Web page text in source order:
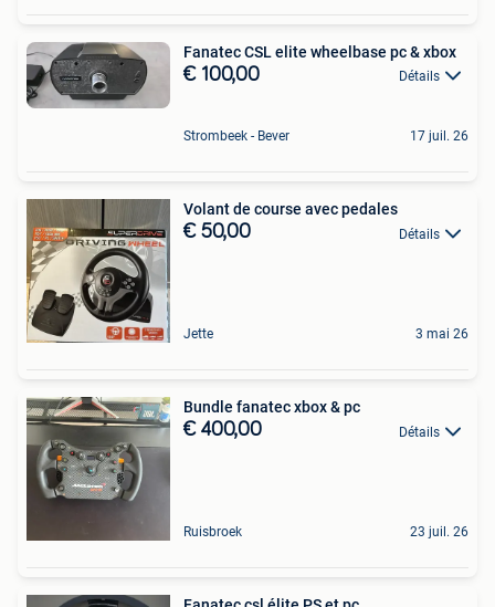
Fanatec CSL elite wheelbase pc & xbox
€ 100,00 Détails
Strombeek - Bever 17 juil. 26
Volant de course avec pedales
€ 50,00 Détails
Jette 3 mai 26
Bundle fanatec xbox & pc
€ 400,00 Détails
Ruisbroek 23 juil. 26